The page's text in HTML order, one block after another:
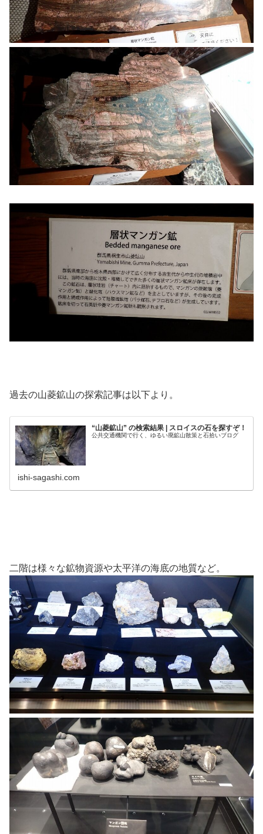
過去の山菱鉱山の探索記事は以下より。
“山菱鉱山” の検索結果 | スロイスの石を探すぞ！
公共交通機関で行く、ゆるい廃鉱山散策と石拾いブログ
ishi-sagashi.com
二階は様々な鉱物資源や太平洋の海底の地質など。